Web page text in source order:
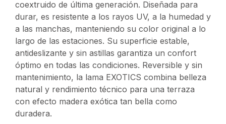
coextruido de última generación. Diseñada para
durar, es resistente a los rayos UV, a la humedad y
a las manchas, manteniendo su color original a lo
largo de las estaciones. Su superficie estable,
antideslizante y sin astillas garantiza un confort
óptimo en todas las condiciones. Reversible y sin
mantenimiento, la lama EXOTICS combina belleza
natural y rendimiento técnico para una terraza
con efecto madera exótica tan bella como
duradera.